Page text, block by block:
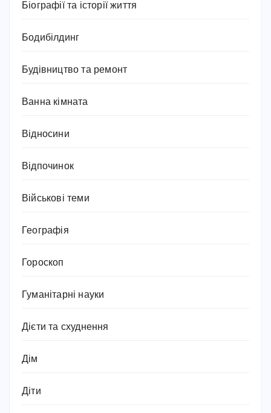
Біографії та історії життя
Бодибілдинг
Будівництво та ремонт
Ванна кімната
Відносини
Відпочинок
Військові теми
Географія
Гороскоп
Гуманітарні науки
Дієти та схуднення
Дім
Діти